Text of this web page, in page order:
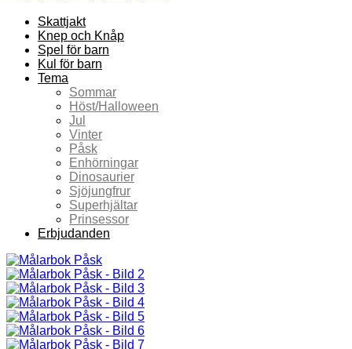
Skattjakt
Knep och Knåp
Spel för barn
Kul för barn
Tema
Sommar
Höst/Halloween
Jul
Vinter
Påsk
Enhörningar
Dinosaurier
Sjöjungfrur
Superhjältar
Prinsessor
Erbjudanden